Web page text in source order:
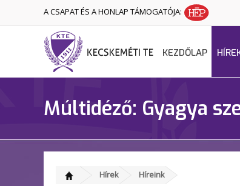
A CSAPAT ÉS A HONLAP TÁMOGATÓJA:
KEZDŐLAP
Múltidéző: Gyagya
Hírek Híreink